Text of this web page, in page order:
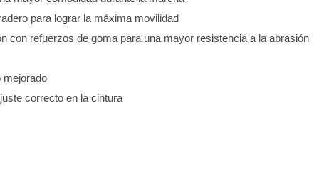
para lograr la máxima movilidad
con refuerzos de goma para una mayor resistencia a la abrasión
mejorado
correcto en la cintura